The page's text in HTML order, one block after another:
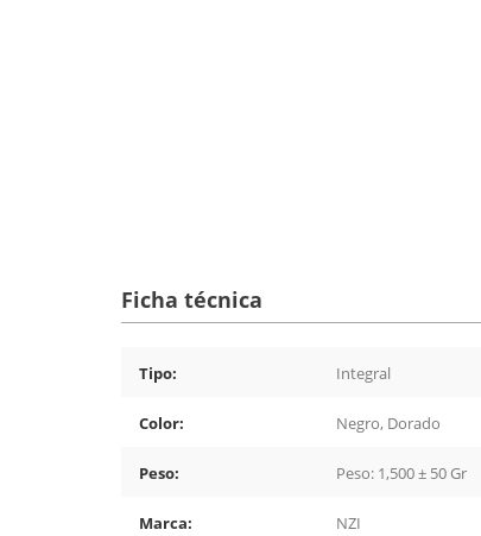
Ficha técnica
Tipo: Integral
Color: Negro, Dorado
Peso: Peso: 1,500 ± 50 Gr
Marca: NZI